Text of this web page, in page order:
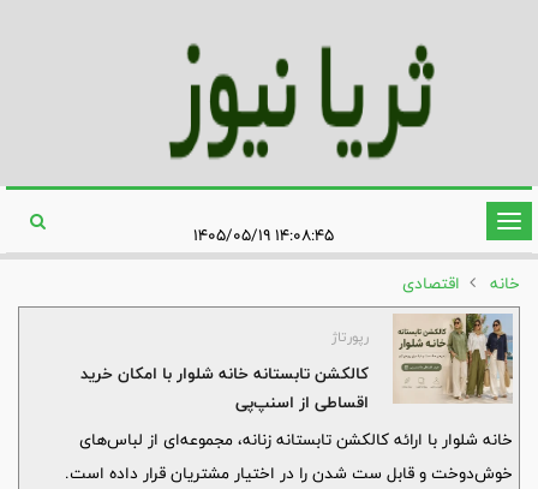
تغییر
وضعیت
ناوبری
خانه
اقتصادی
رپورتاژ
کالکشن تابستانه خانه شلوار با امکان خرید
اقساطی از اسنپ‌پی
خانه شلوار با ارائه کالکشن تابستانه زنانه، مجموعه‌ای از لباس‌های
خوش‌دوخت و قابل ست شدن را در اختیار مشتریان قرار داده است.